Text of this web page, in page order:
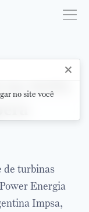
WPE
de turbinas
Energia
Impsa,
×
no site você